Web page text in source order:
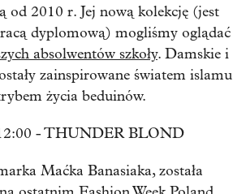
od 2010 r. Jej nową kolekcję (jest
dyplomową) mogliśmy oglądać
absolwentów szkoły. Damskie i
zainspirowane światem islamu
życia beduinów.
- THUNDER BLOND
Maćka Banasiaka, została